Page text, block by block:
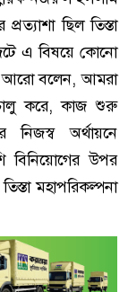
ছিল তিস্তা
এ বিষয়ে কোনো
আরো বলেন, আমরা
চালু করে, কাজ শুরু
অর্থায়নে
বিনিয়োগের উপর
মহাপরিকল্পনা